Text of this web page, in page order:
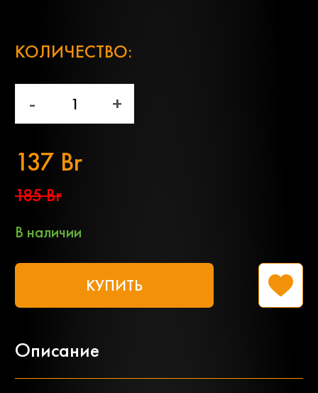
КОЛИЧЕСТВО:
- +
137 Br
185 Br
В наличии
КУПИТЬ
Описание